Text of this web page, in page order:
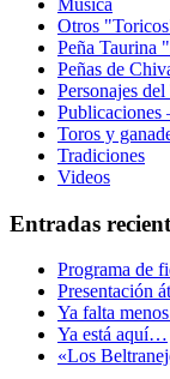
Otros
Peña Taurina
Peñas de
Personajes
Publicaciones
Toros y
Tradiciones
Videos
Entradas
Programa de
Presentación
Ya falta
Ya está aquí…
«Los